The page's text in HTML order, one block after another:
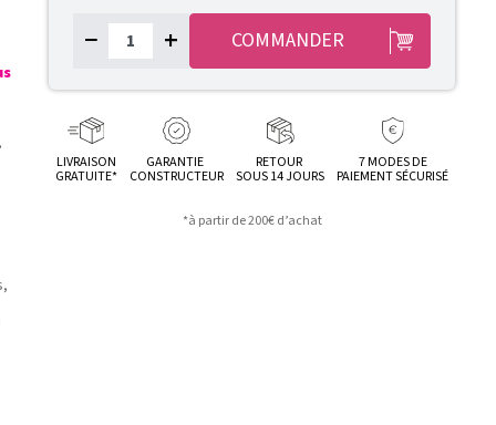
− + COMMANDER
LIVRAISON
GRATUITE*
GARANTIE
CONSTRUCTEUR
RETOUR
SOUS 14 JOURS
7 MODES DE
PAIEMENT SÉCURISÉ
*à partir de 200€ d’achat